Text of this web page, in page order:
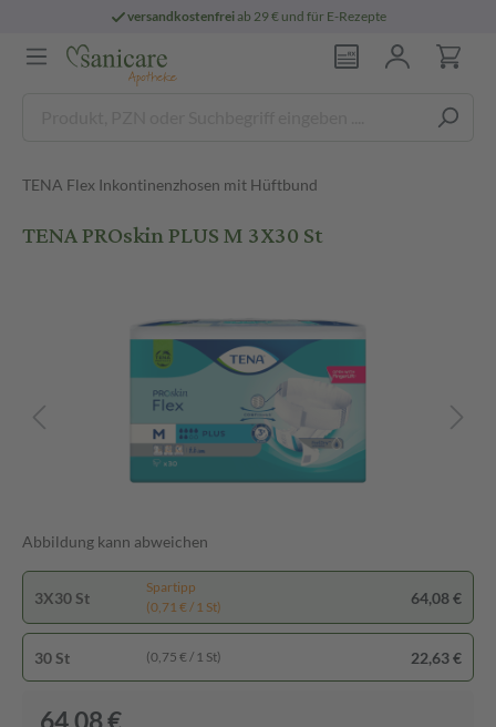
versandkostenfreiab 29 € und für E-Rezepte
TENA Flex Inkontinenzhosen mit Hüftbund
TENA PROskin PLUS M 3X30 St
Abbildung kann abweichen
3X30 St
Spartipp
(0,71 € / 1 St)
64,08 €
30 St (0,75 € / 1 St) 22,63 €
64,08 €